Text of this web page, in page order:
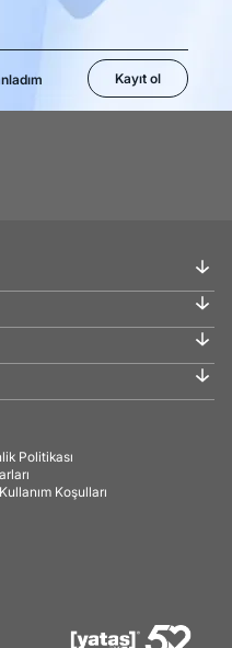
Kayıt ol
Politikası
Koşulları